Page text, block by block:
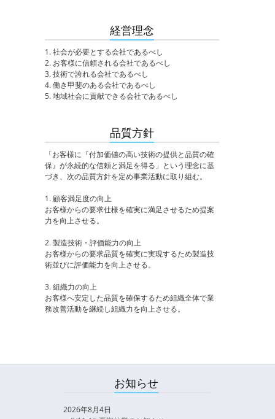
経営理念
1. 社会が必要とする会社であるべし
2. お客様に信頼される会社であるべし
3. 技術で誇れる会社であるべし
4. 働き甲斐のある会社であるべし
5. 地域社会に貢献できる会社であるべし
品質方針
「お客様に『付加価値の高い技術の提供と品質の確
保』が永続的な信頼と満足を得る」という理念に基
づき、次の品質方針を定め事業活動に取り組む。
1. 顧客満足度の向上
お客様からの要求仕様を確実に満足させるため提案
力を向上させる。
2. 製造技術・評価能力の向上
お客様からの要求品質を確実に実現するため製造技
術並びに評価能力を向上させる。
3. 組織力の向上
お客様へ安定した品質を確保するため組織全体で業
務改善活動を継続し組織力を向上させる。
お知らせ
2026年8月4日